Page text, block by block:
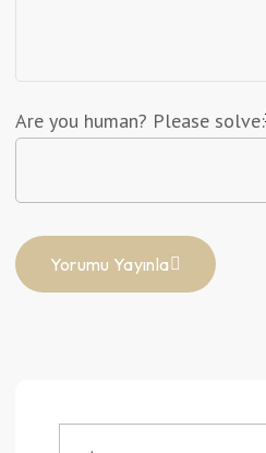
Are you human? Please solve:
Yorumu Yayınla